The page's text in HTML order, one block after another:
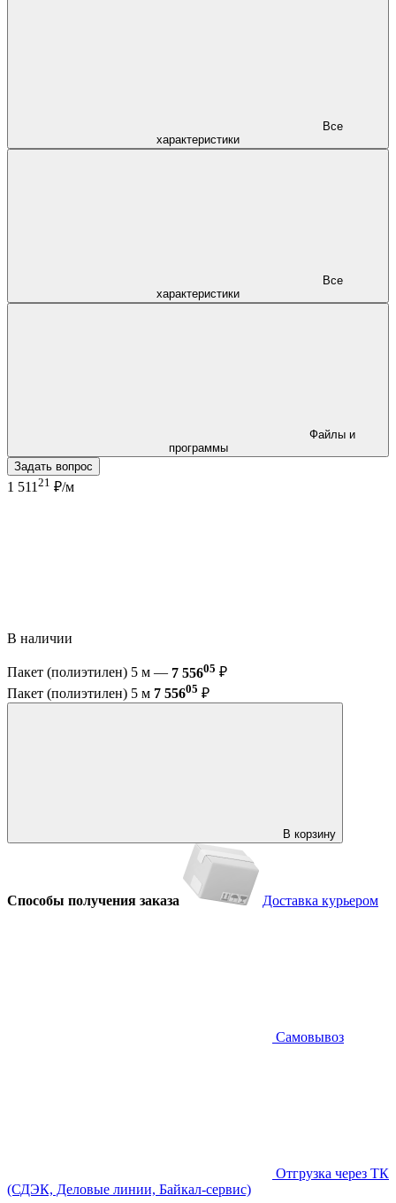
характеристики
характеристики
программы
Задать вопрос
1 511 21 ₽/м
В наличии
Пакет (полиэтилен) 5 м — 7 55605 ₽
Пакет (полиэтилен) 5 м 7 55605 ₽
В корзину
Способы получения заказа Доставка курьером
Самовывоз
Отгрузка через ТК
(СДЭК, Деловые линии, Байкал-сервис)